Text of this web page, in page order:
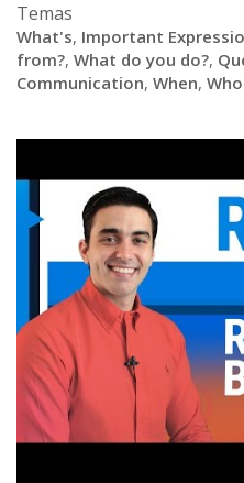
Temas
What's, Important
from?, What do you do?,
Communication, When, Who